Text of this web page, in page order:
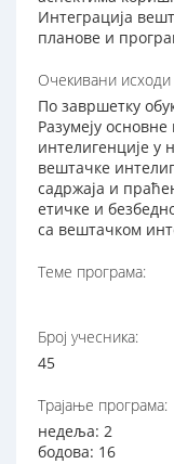
Интеграција
планове и
Очекивани исходи
По завршетку
Разумеју
интелигенције у
вештачке
садржаја и
етичке и
са вештачком
Теме програма:
Број учесника:
45
Трајање програма:
недеља: 2
бодова: 16